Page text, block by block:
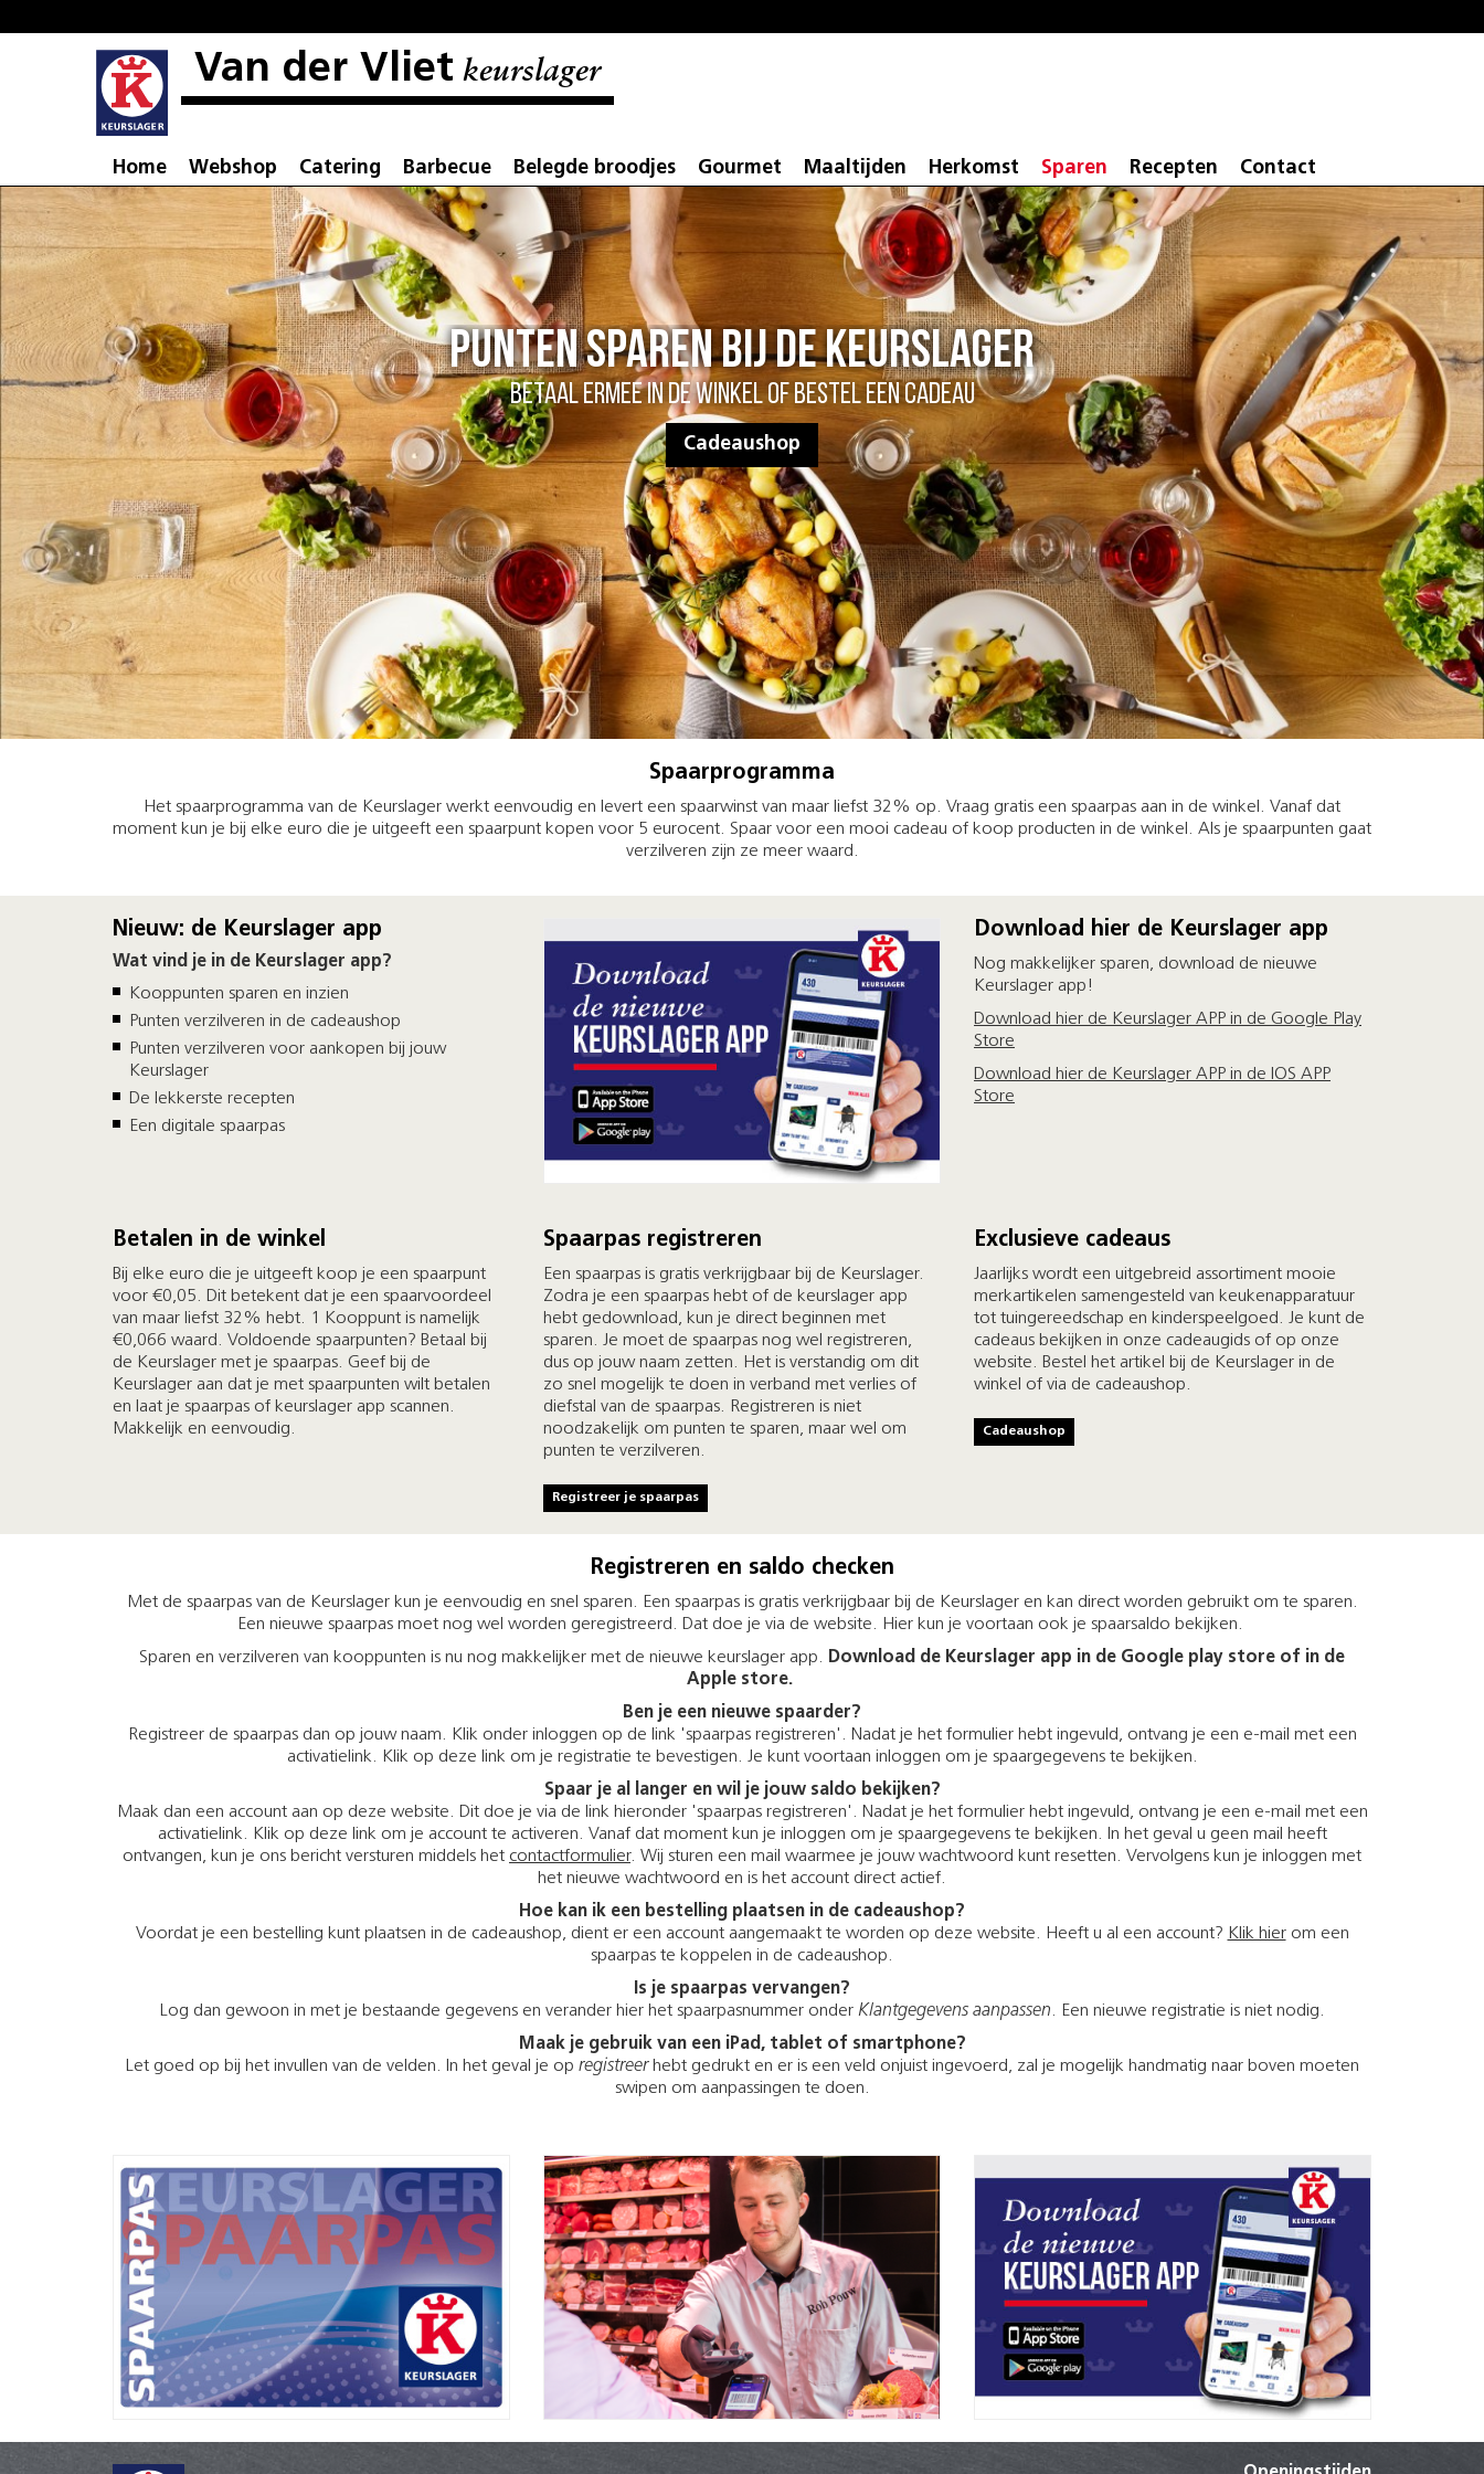
Van der Vliet keurslager
Home Webshop Catering Barbecue Belegde broodjes Gourmet Maaltijden Herkomst Sparen Recepten Contact
Punten sparen bij de Keurslager
Betaal ermee in de winkel of bestel een cadeau
Cadeaushop
Spaarprogramma
Het spaarprogramma van de Keurslager werkt eenvoudig en levert een spaarwinst van maar liefst 32% op. Vraag gratis een spaarpas aan in de winkel. Vanaf dat
moment kun je bij elke euro die je uitgeeft een spaarpunt kopen voor 5 eurocent. Spaar voor een mooi cadeau of koop producten in de winkel. Als je spaarpunten gaat
verzilveren zijn ze meer waard.
Nieuw: de Keurslager app
Wat vind je in de Keurslager app?
Kooppunten sparen en inzien
Punten verzilveren in de cadeaushop
Punten verzilveren voor aankopen bij jouw
Keurslager
De lekkerste recepten
Een digitale spaarpas
Download hier de Keurslager app
Nog makkelijker sparen, download de nieuwe
Keurslager app!
Download hier de Keurslager APP in de Google Play
Store
Download hier de Keurslager APP in de IOS APP
Store
Betalen in de winkel
Bij elke euro die je uitgeeft koop je een spaarpunt
voor €0,05. Dit betekent dat je een spaarvoordeel
van maar liefst 32% hebt. 1 Kooppunt is namelijk
€0,066 waard. Voldoende spaarpunten? Betaal bij
de Keurslager met je spaarpas. Geef bij de
Keurslager aan dat je met spaarpunten wilt betalen
en laat je spaarpas of keurslager app scannen.
Makkelijk en eenvoudig.
Spaarpas registreren
Een spaarpas is gratis verkrijgbaar bij de Keurslager.
Zodra je een spaarpas hebt of de keurslager app
hebt gedownload, kun je direct beginnen met
sparen. Je moet de spaarpas nog wel registreren,
dus op jouw naam zetten. Het is verstandig om dit
zo snel mogelijk te doen in verband met verlies of
diefstal van de spaarpas. Registreren is niet
noodzakelijk om punten te sparen, maar wel om
punten te verzilveren.
Registreer je spaarpas
Exclusieve cadeaus
Jaarlijks wordt een uitgebreid assortiment mooie
merkartikelen samengesteld van keukenapparatuur
tot tuingereedschap en kinderspeelgoed. Je kunt de
cadeaus bekijken in onze cadeaugids of op onze
website. Bestel het artikel bij de Keurslager in de
winkel of via de cadeaushop.
Cadeaushop
Registreren en saldo checken
Met de spaarpas van de Keurslager kun je eenvoudig en snel sparen. Een spaarpas is gratis verkrijgbaar bij de Keurslager en kan direct worden gebruikt om te sparen.
Een nieuwe spaarpas moet nog wel worden geregistreerd. Dat doe je via de website. Hier kun je voortaan ook je spaarsaldo bekijken.
Sparen en verzilveren van kooppunten is nu nog makkelijker met de nieuwe keurslager app. Download de Keurslager app in de Google play store of in de
Apple store.
Ben je een nieuwe spaarder?
Registreer de spaarpas dan op jouw naam. Klik onder inloggen op de link 'spaarpas registreren'. Nadat je het formulier hebt ingevuld, ontvang je een e-mail met een
activatielink. Klik op deze link om je registratie te bevestigen. Je kunt voortaan inloggen om je spaargegevens te bekijken.
Spaar je al langer en wil je jouw saldo bekijken?
Maak dan een account aan op deze website. Dit doe je via de link hieronder 'spaarpas registreren'. Nadat je het formulier hebt ingevuld, ontvang je een e-mail met een
activatielink. Klik op deze link om je account te activeren. Vanaf dat moment kun je inloggen om je spaargegevens te bekijken. In het geval u geen mail heeft
ontvangen, kun je ons bericht versturen middels het contactformulier. Wij sturen een mail waarmee je jouw wachtwoord kunt resetten. Vervolgens kun je inloggen met
het nieuwe wachtwoord en is het account direct actief.
Hoe kan ik een bestelling plaatsen in de cadeaushop?
Voordat je een bestelling kunt plaatsen in de cadeaushop, dient er een account aangemaakt te worden op deze website. Heeft u al een account? Klik hierom een
spaarpas te koppelen in de cadeaushop.
Is je spaarpas vervangen?
Log dan gewoon in met je bestaande gegevens en verander hier het spaarpasnummer onder Klantgegevens aanpassen. Een nieuwe registratie is niet nodig.
Maak je gebruik van een iPad, tablet of smartphone?
Let goed op bij het invullen van de velden. In het geval je op registreerhebt gedrukt en er is een veld onjuist ingevoerd, zal je mogelijk handmatig naar boven moeten
swipen om aanpassingen te doen.